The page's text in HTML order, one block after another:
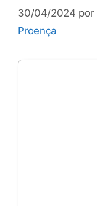
30/04/2024 por
Proença